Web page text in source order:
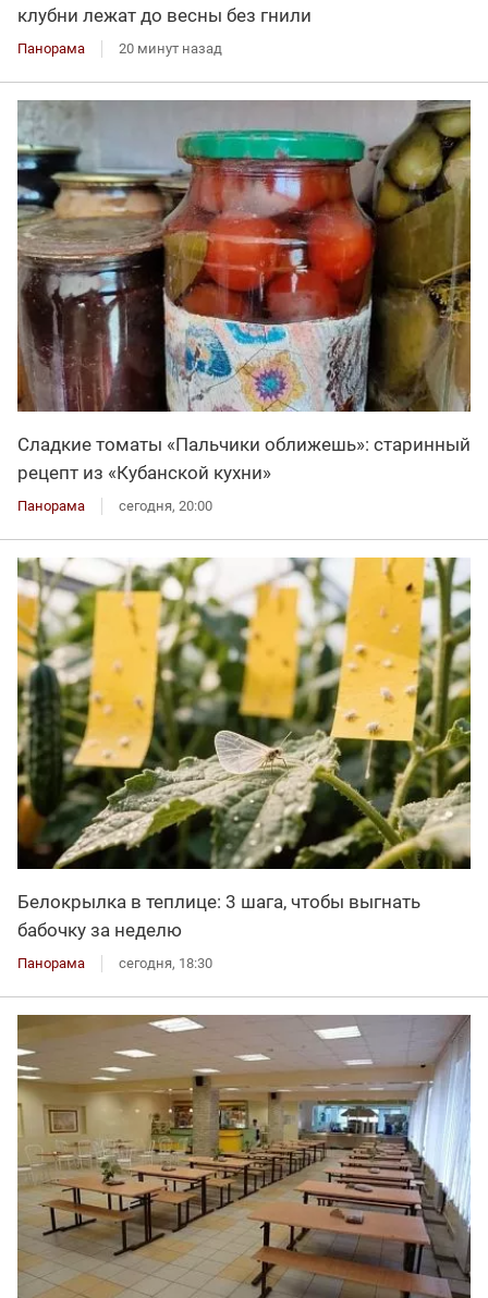
клубни лежат до весны без гнили
Панорама 20 минут назад
Сладкие томаты «Пальчики оближешь»: старинный
рецепт из «Кубанской кухни»
Панорама сегодня, 20:00
Белокрылка в теплице: 3 шага, чтобы выгнать
бабочку за неделю
Панорама сегодня, 18:30